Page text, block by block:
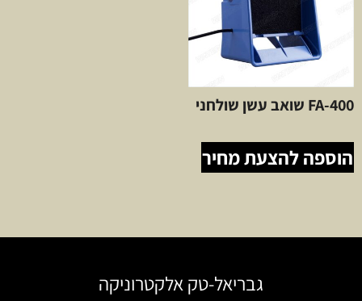
FA-400 שואב עשן שולחני
הוספה להצעת מחיר
גבריאל-טק אלקטרוניקה